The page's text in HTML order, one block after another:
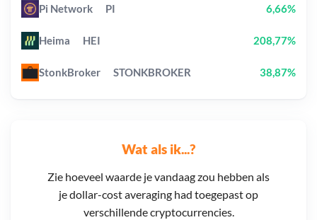
Wat als ik...?
Zie hoeveel waarde je vandaag zou hebben als
je dollar-cost averaging had toegepast op
verschillende cryptocurrencies.
Pi Network PI 6,66%
Heima HEI 208,77%
StonkBroker STONKBROKER 38,87%